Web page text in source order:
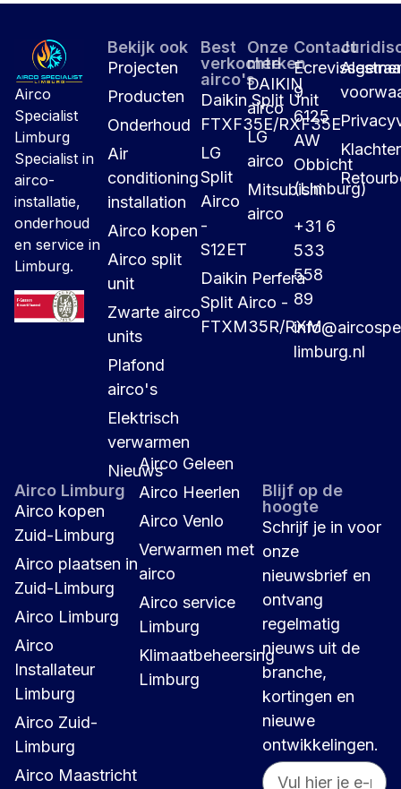
Airco
Specialist
Limburg
Specialist in
airco-
installatie,
onderhoud
en service in
Limburg.
Bekijk ook
Projecten
Producten
Onderhoud
Air
conditioning
installation
Airco kopen
Airco split
unit
Zwarte airco
units
Plafond
airco's
Elektrisch
verwarmen
Nieuws
Best
verkochte
airco's
Daikin Split Unit
FTXF35E/RXF35E
LG
Split
Airco
-
S12ET
Daikin Perfera
Split Airco -
FTXM35R/RXM
Onze
merken
DAIKIN
airco
LG
airco
Mitsubishi
airco
Contact
9
6125
AW
Obbicht
(Limburg)
+31 6
533
558
89
limburg.nl
Airco Limburg
Airco kopen
Zuid-Limburg
Airco plaatsen in
Zuid-Limburg
Airco Limburg
Airco
Installateur
Limburg
Airco Zuid-
Limburg
Airco Maastricht
Airco Geleen
Airco Heerlen
Airco Venlo
Verwarmen met
airco
Airco service
Limburg
Klimaatbeheersing
Limburg
Blijf op de
hoogte
Schrijf je in voor
onze
nieuwsbrief en
ontvang
regelmatig
nieuws uit de
branche,
kortingen en
nieuwe
ontwikkelingen.